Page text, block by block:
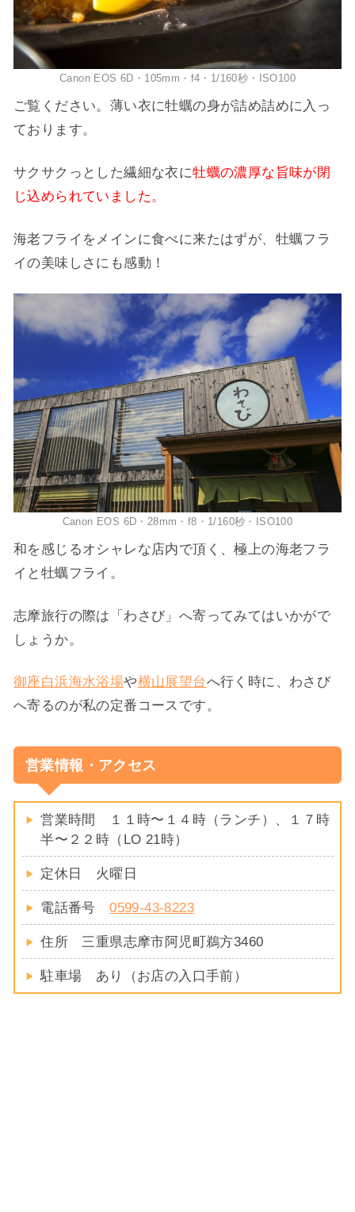
Canon EOS 6D・105mm・f4・1/160秒・ISO100
ご覧ください。薄い衣に牡蠣の身が詰め詰めに入っ
ております。
サクサクっとした繊細な衣に牡蠣の濃厚な旨味が閉
じ込められていました。
海老フライをメインに食べに来たはずが、牡蠣フラ
イの美味しさにも感動！
Canon EOS 6D・28mm・f8・1/160秒・ISO100
和を感じるオシャレな店内で頂く、極上の海老フラ
イと牡蠣フライ。
志摩旅行の際は「わさび」へ寄ってみてはいかがで
しょうか。
御座白浜海水浴場や横山展望台へ行く時に、わさび
へ寄るのが私の定番コースです。
営業情報・アクセス
営業時間 １１時〜１４時（ランチ）、１７時
半〜２２時（LO 21時）
定休日 火曜日
電話番号0599-43-8223
住所 三重県志摩市阿児町鵜方3460
駐車場 あり（お店の入口手前）